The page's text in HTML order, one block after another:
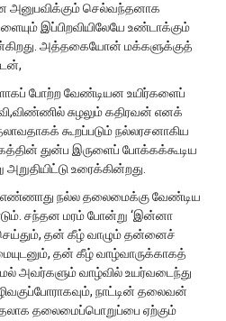
செல்வந்தனாக
இப்பிறவியிலேயே உண்டாக்கும்
அத்தகையோன் மக்களுக்குத்
போற்ற வேண்டியன உயிர்களைப்
சுழலும் கதிரவன் எனக்
கூறப்படும் நல்லரசனாகிய
துன்ப இருளைப் போக்கக்கூடிய
உரைக்கின்றது.
நல்ல தலைமைக்கு வேண்டிய
சந்தன மரம் போன்று ‘இன்னா
தன் கீழ் வாழும் தன்னைச்
தன் கீழ் வாழ்வாருக்காகத்
அவர்களும் வாழ்வில் உயர்வடைந்து
நாட்டின் தலைவன்
தலைமைப்பொறுப்பை ஏற்கும்